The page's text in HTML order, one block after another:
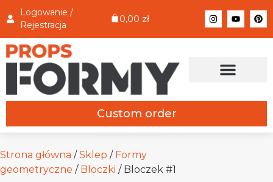
Logowanie /
Rejestracja
0,00 zł
Custom order
Strona główna / Sklep / Formy
geometryczne / Bloczki / Bloczek #1